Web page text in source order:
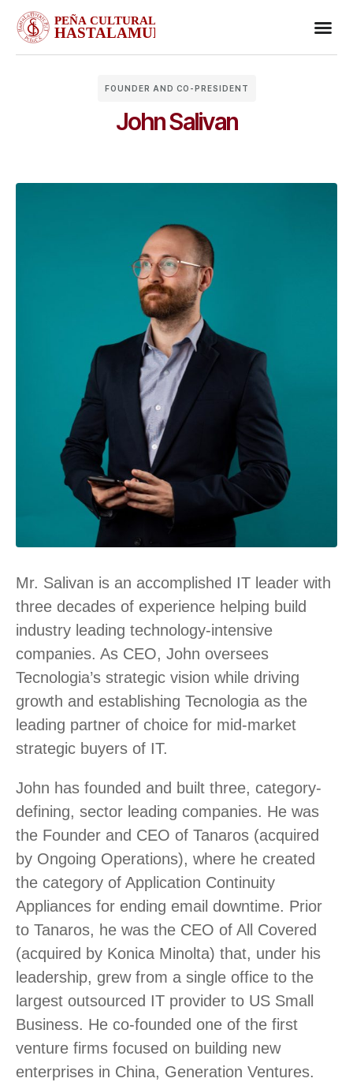
FOUNDER AND CO-PRESIDENT
John Salivan
Mr. Salivan is an accomplished IT leader with
three decades of experience helping build
industry leading technology-intensive
companies. As CEO, John oversees
Tecnologia’s strategic vision while driving
growth and establishing Tecnologia as the
leading partner of choice for mid-market
strategic buyers of IT.
John has founded and built three, category-
defining, sector leading companies. He was
the Founder and CEO of Tanaros (acquired
by Ongoing Operations), where he created
the category of Application Continuity
Appliances for ending email downtime. Prior
to Tanaros, he was the CEO of All Covered
(acquired by Konica Minolta) that, under his
leadership, grew from a single office to the
largest outsourced IT provider to US Small
Business. He co-founded one of the first
venture firms focused on building new
enterprises in China, Generation Ventures.